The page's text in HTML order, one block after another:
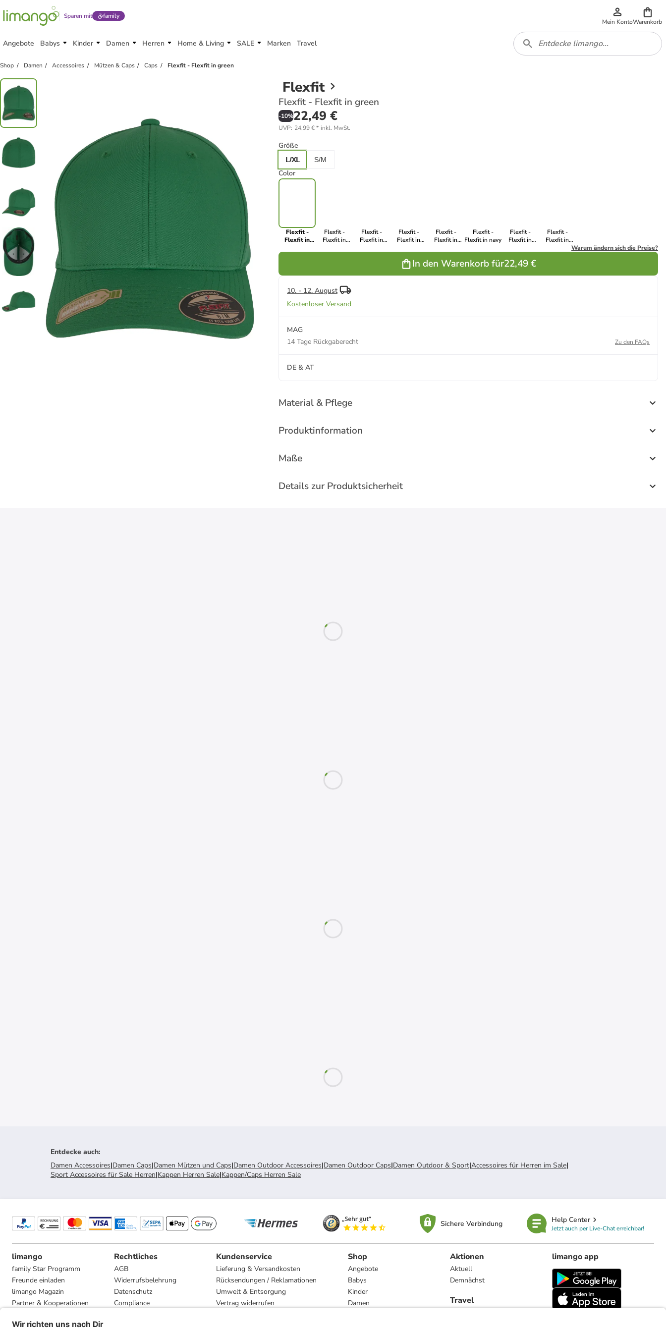
Sparen mit family
Mein KontoWarenkorb
Angebote Babys Kinder Damen Herren Home & Living SALE Marken Travel
Shop Damen Accessoires Mützen & Caps Caps Flexfit - Flexfit in green
Flexfit
Flexfit - Flexfit in green
-10%22,49 €
UVP: 24,99 €* inkl. MwSt.
Größe
L/XL S/M
Color
Flexfit -
Flexfit in
Flexfit -
Flexfit in
Flexfit -
Flexfit in
Flexfit -
Flexfit in
Flexfit -
Flexfit in
Flexfit -
Flexfit in navy
Flexfit -
Flexfit in
Flexfit -
Flexfit in
Warum ändern sich die Preise?
In den Warenkorb für22,49 €
10. - 12. August
Kostenloser Versand
MAG
14 Tage Rückgaberecht
Zu den FAQs
DE & AT
Material & Pflege
Produktinformation
Maße
Details zur Produktsicherheit
Entdecke auch:
Damen Accessoires|Damen Caps|Damen Mützen und Caps|Damen Outdoor Accessoires|Damen Outdoor Caps|Damen Outdoor & Sport|Accessoires für Herren im Sale|
Sport Accessoires für Sale Herren|Kappen Herren Sale|Kappen/Caps Herren Sale
Sichere Verbindung Help Center
Jetzt auch per Live-Chat erreichbar!
limango
family Star Programm
Freunde einladen
limango Magazin
Partner & Kooperationen
Presse
Rechtliches
AGB
Widerrufsbelehrung
Datenschutz
Compliance
Kundenservice
Lieferung & Versandkosten
Rücksendungen / Reklamationen
Umwelt & Entsorgung
Vertrag widerrufen
Shop
Angebote
Babys
Kinder
Damen
Aktionen
Aktuell
Demnächst
Travel
limango app